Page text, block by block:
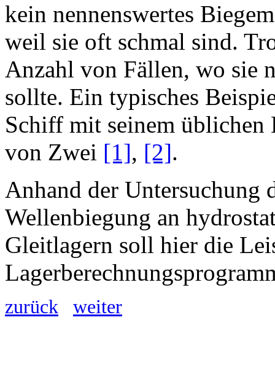
kein nennenswertes
weil sie oft schmal sind.
Anzahl von Fällen, wo sie
sollte. Ein typisches
Schiff mit seinem üblichen
von Zwei [1], [2].
Anhand der Untersuchung
Wellenbiegung an
Gleitlagern soll hier die
zurück weiter